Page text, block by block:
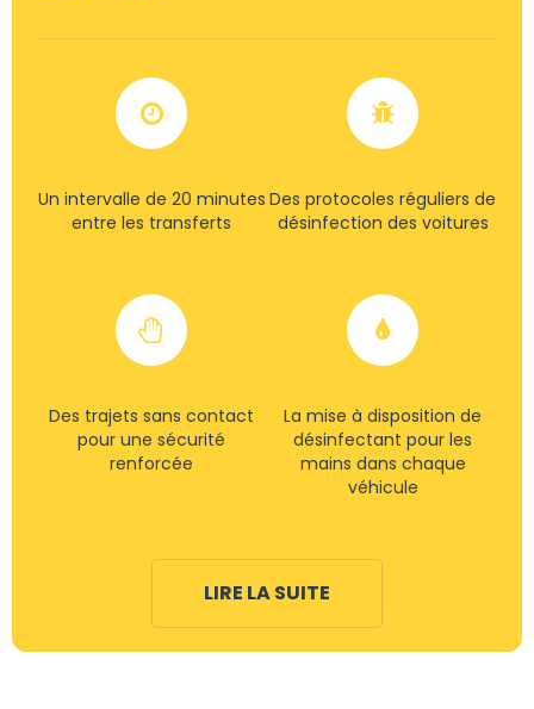
Un intervalle de 20 minutes
entre les transferts
Des protocoles réguliers de
désinfection des voitures
Des trajets sans contact
pour une sécurité
renforcée
La mise à disposition de
désinfectant pour les
mains dans chaque
véhicule
LIRE LA SUITE